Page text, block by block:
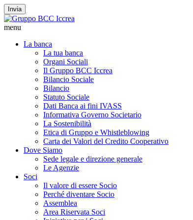
Invia
menu
La banca
La tua banca
Organi Sociali
Il Gruppo BCC Iccrea
Bilancio Sociale
Bilancio
Statuto Sociale
Dati Banca ai fini IVASS
Informativa Governo Societario
La Sostenibilità
Etica di Gruppo e Whistleblowing
Carta dei Valori del Credito Cooperativo
Dove Siamo
Sede legale e direzione generale
Le Agenzie
Soci
Il valore di essere Socio
Perché diventare Socio
Assemblea
Area Riservata Soci